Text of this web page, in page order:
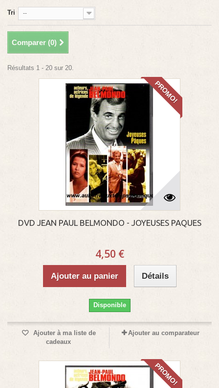
Tri --
Comparer (0)
Résultats 1 - 20 sur 20.
PROMO!
DVD JEAN PAUL BELMONDO - JOYEUSES PAQUES
4,50 €
Ajouter au panier Détails
Disponible
Ajouter à ma liste de
cadeaux
Ajouter au comparateur
PROMO!